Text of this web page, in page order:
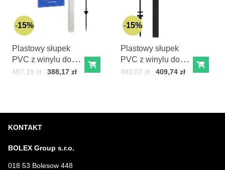
Plastowy słupek
PVC z winylu do
tablic
Cena z podatkiem
388,17 zł
Przed zniżką:
457,19 zł Do Koszyka
15%
Plastowy słupek
PVC z winylu do
tablic
Cena z podatkiem
409,74 zł
Przed zniżką:
483,07 zł Do
15%
KONTAKT
BOLEX Group s.r.o.
018 53 Bolesow 448